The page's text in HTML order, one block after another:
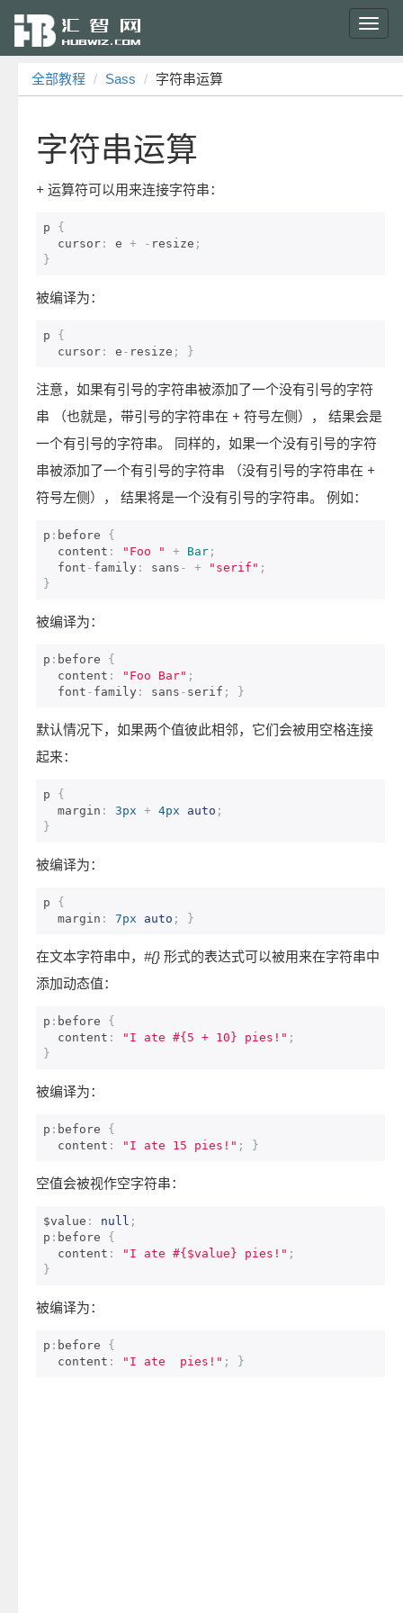
全部教程 Sass 字符串运算
字符串运算
+ 运算符可以用来连接字符串：
p {
  cursor
: e + - resize ;
}
被编译为：
p {
  cursor
: e - resize ; }
注意，如果有引号的字符串被添加了一个没有引号的字符
串 （也就是，带引号的字符串在 + 符号左侧）， 结果会是
一个有引号的字符串。 同样的，如果一个没有引号的字符
串被添加了一个有引号的字符串 （没有引号的字符串在 +
符号左侧）， 结果将是一个没有引号的字符串。 例如：
p : before {
  content
: "Foo " + Bar ;
  font
- family : sans - + "serif" ;
}
被编译为：
p : before {
  content
: "Foo Bar" ;
  font
- family : sans - serif ; }
默认情况下，如果两个值彼此相邻，它们会被用空格连接
起来：
p {
  margin
: 3px + 4px auto ;
}
被编译为：
p {
  margin
: 7px auto ; }
在文本字符串中， #{} 形式的表达式可以被用来在字符串中
添加动态值：
p : before {
  content
: "I ate #{5 + 10} pies!" ;
}
被编译为：
p : before {
  content
: "I ate 15 pies!" ; }
空值会被视作空字符串：
$value : null ;
p : before {
  content
: "I ate #{$value} pies!" ;
}
被编译为：
p : before {
  content
: "I ate  pies!" ; }